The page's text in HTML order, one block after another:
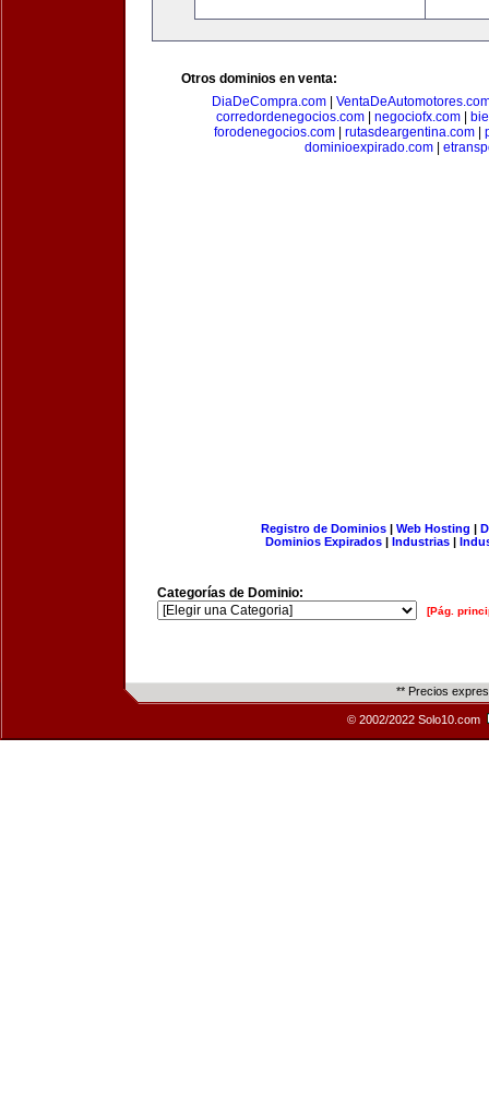
Otros dominios en venta:
DiaDeCompra.com|
corredordenegocios.com
negociofx.com
forodenegocios.com| rutasdeargentina.com|
dominioexpirado.com|
Registro de Dominios| Web Hosting |
Dominios Expirados | Industrias |
Categorías de Dominio:
[Pág.
** Precios
© 2002/2022 Solo10.com